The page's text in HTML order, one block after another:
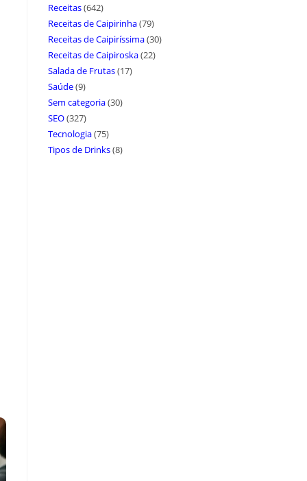
Receitas(642)
Receitas de Caipirinha(79)
Receitas de Caipiríssima(30)
Receitas de Caipiroska(22)
Salada de Frutas(17)
Saúde(9)
Sem categoria(30)
SEO(327)
Tecnologia(75)
Tipos de Drinks(8)